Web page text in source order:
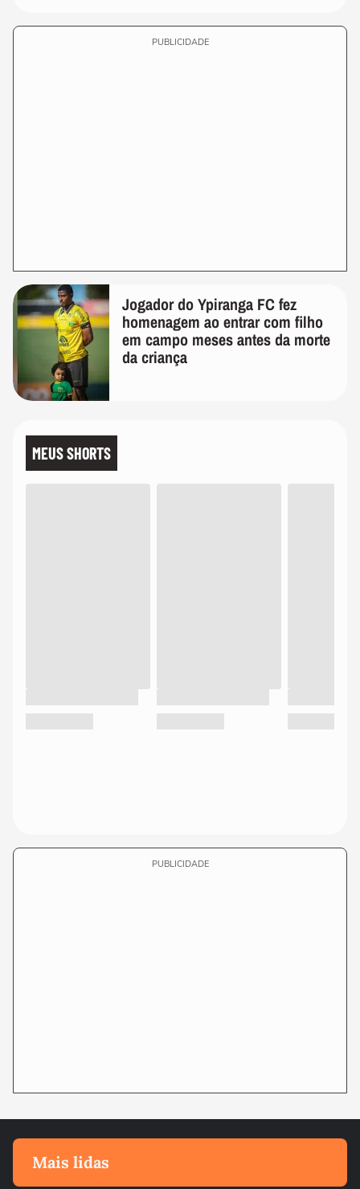
PUBLICIDADE
Jogador do Ypiranga FC fez
homenagem ao entrar com filho
em campo meses antes da morte
da criança
MEUS SHORTS
PUBLICIDADE
Mais lidas